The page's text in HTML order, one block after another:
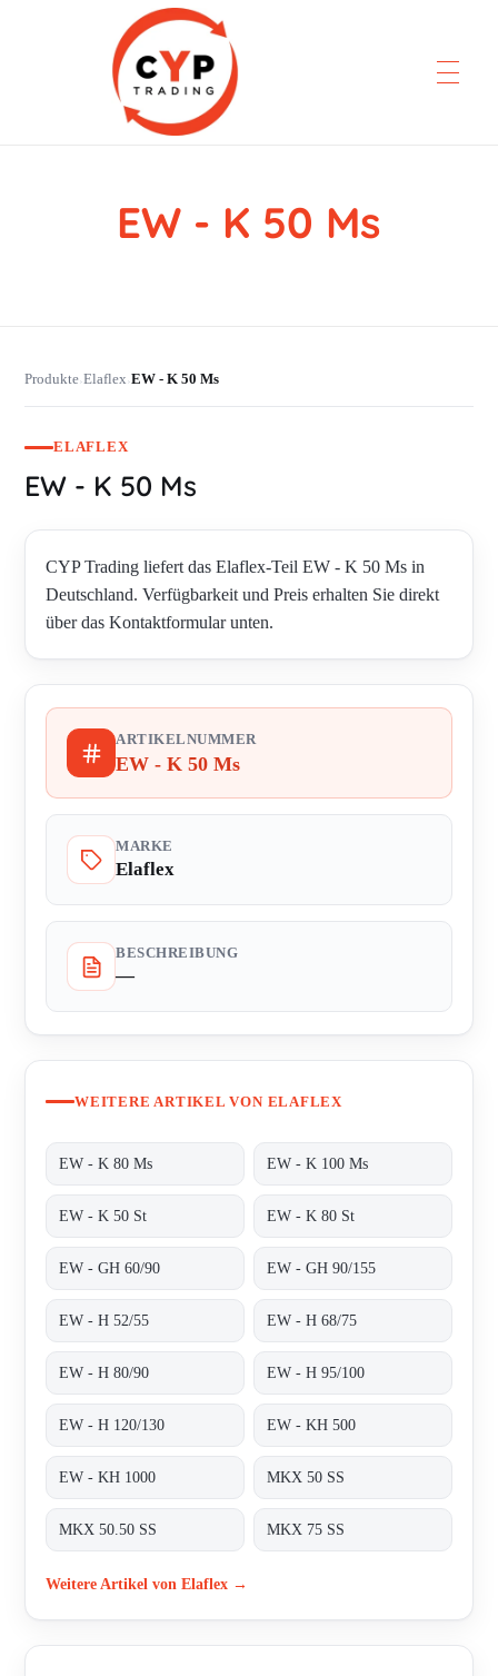
CYP Trading
Professionelle Ersatzteilbeschaffung
EW - K 50 Ms
Produkte›Elaflex›EW - K 50 Ms
ELAFLEX
EW - K 50 Ms
CYP Trading liefert das Elaflex-Teil EW - K 50 Ms in
Deutschland. Verfügbarkeit und Preis erhalten Sie direkt
über das Kontaktformular unten.
ARTIKELNUMMER
EW - K 50 Ms
MARKE
Elaflex
BESCHREIBUNG
—
WEITERE ARTIKEL VON ELAFLEX
EW - K 80 Ms EW - K 100 Ms
EW - K 50 St EW - K 80 St
EW - GH 60/90 EW - GH 90/155
EW - H 52/55 EW - H 68/75
EW - H 80/90 EW - H 95/100
EW - H 120/130 EW - KH 500
EW - KH 1000 MKX 50 SS
MKX 50.50 SS MKX 75 SS
Weitere Artikel von Elaflex →